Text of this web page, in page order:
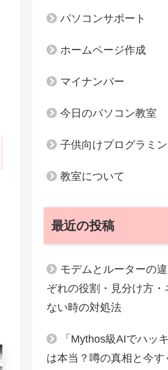
パソコンサポート
ホームページ作成
マイナンバー
今日のパソコン教室
子供向けプログラミ
教室について
最近の投稿
モデムとルーターの
ぞれの役割・見分け方・
ない時の対処法
「Mythos級AIでハッ
は本当？噂の真相と今す